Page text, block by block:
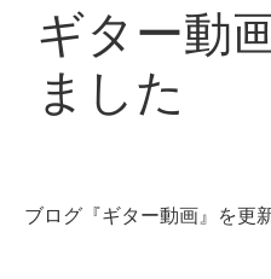
ギター動
ました
ブログ『ギター動画』を更